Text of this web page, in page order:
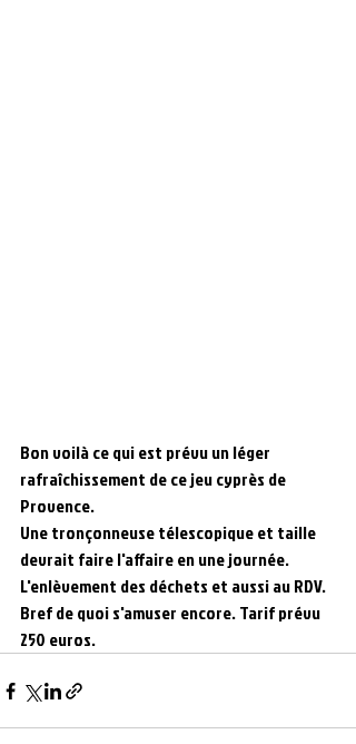
Bon voilà ce qui est prévu un léger
rafraîchissement de ce jeu cyprès de
Provence.
Une tronçonneuse télescopique et taille
devrait faire l'affaire en une journée.
L'enlèvement des déchets et aussi au RDV.
Bref de quoi s'amuser encore. Tarif prévu
250 euros.